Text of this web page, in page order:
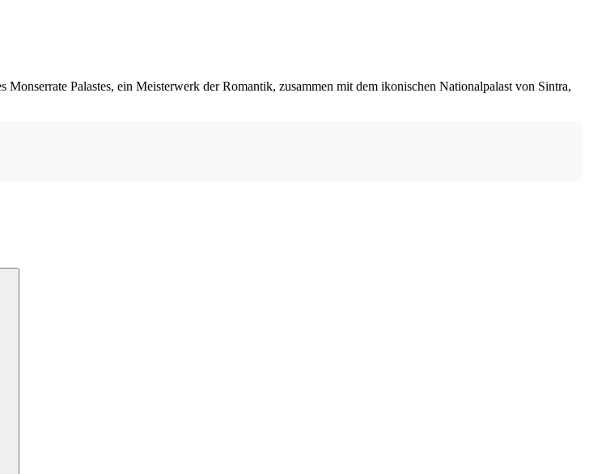
Palastes, ein Meisterwerk der Romantik, zusammen mit dem ikonischen Nationalpalast von Sintra,